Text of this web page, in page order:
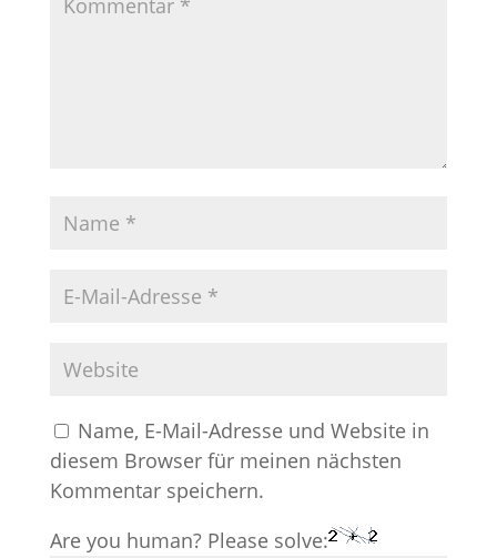
Name, E-Mail-Adresse und Website in
diesem Browser für meinen nächsten
Kommentar speichern.
Are you human? Please solve: